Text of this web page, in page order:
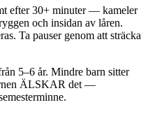
efter 30+ minuter — kameler
och insidan av låren.
Ta pauser genom att sträcka
5–6 år. Mindre barn sitter
ÄLSKAR det —